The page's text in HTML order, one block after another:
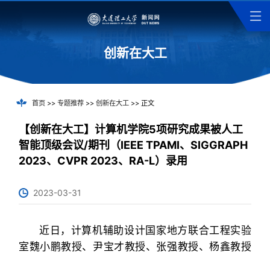
创新在大工
首页>> 专题推荐>> 创新在大工>> 正文
【创新在大工】计算机学院5项研究成果被人工
智能顶级会议/期刊（IEEE TPAMI、SIGGRAPH
2023、CVPR 2023、RA-L）录用
2023-03-31
近日，计算机辅助设计国家地方联合工程实验
室魏小鹏教授、尹宝才教授、张强教授、杨鑫教授